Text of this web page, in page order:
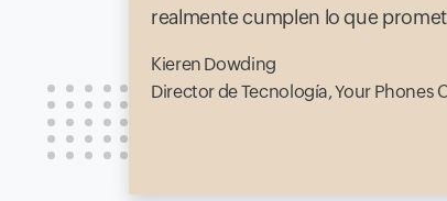
realmente cumplen lo que
Kieren Dowding
Director de Tecnología, Your Phones